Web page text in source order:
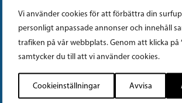
Vi använder cookies för att förbättra din
personligt anpassade annonser och innehåll
trafiken på vår webbplats. Genom att klicka på
samtycker du till att vi använder cookies.
Cookieinställningar Avvisa
Telefon (09) 693 070
PB 430, 00101 Helsingfors
Georgsgatan 27, 00100 Helsingfors
info@sfp.fi
Faktureringsuppgifter